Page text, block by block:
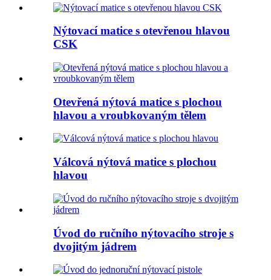
Nýtovací matice s otevřenou hlavou
CSK
Otevřená nýtová matice s plochou
hlavou a vroubkovaným tělem
Válcová nýtová matice s plochou
hlavou
Úvod do ručního nýtovacího stroje s
dvojitým jádrem